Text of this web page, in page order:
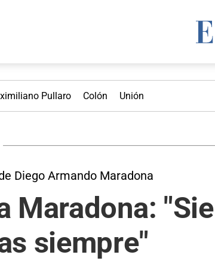
Pullaro Colón Unión
Diego Armando Maradona
Maradona:
siempre"